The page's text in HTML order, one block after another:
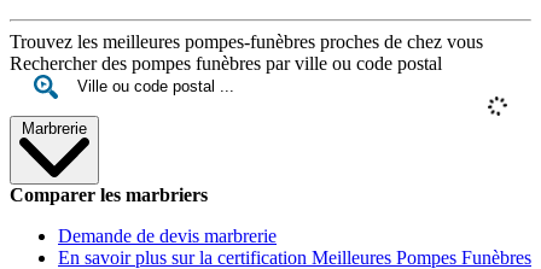
Trouvez les meilleures pompes-funèbres proches de chez vous
Rechercher des pompes funèbres par ville ou code postal
Marbrerie
Comparer les marbriers
Demande de devis marbrerie
En savoir plus sur la certification Meilleures Pompes Funèbres